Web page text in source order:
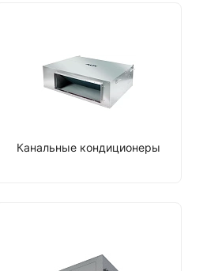
Канальные кондиционеры